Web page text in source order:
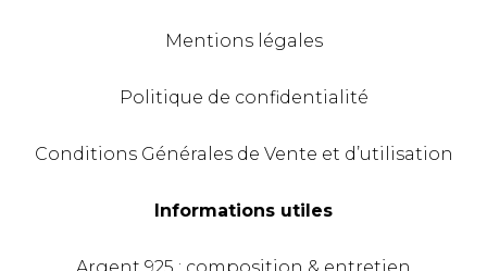
Mentions légales
Politique de confidentialité
Conditions Générales de Vente et d’utilisation
Informations utiles